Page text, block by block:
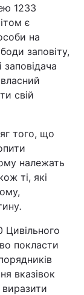
1233
є
на
заповіту,
заповідача
свій
того, що
належать
ті, які
.
Цивільного
покласти
вказівок